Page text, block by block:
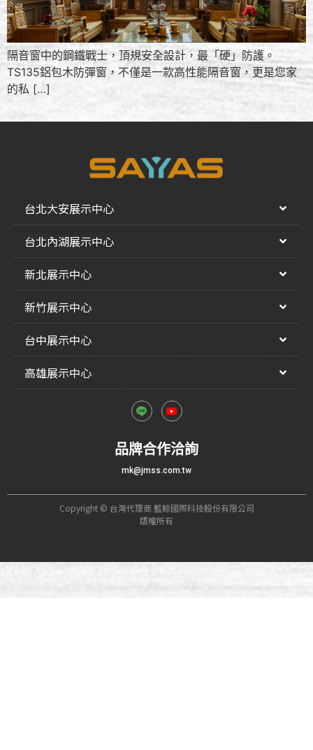
隔音窗中的鋼鐵戰士，頂規安全設計，最「硬」防護。
TS135鋁包木防彈窗，不僅是一款高性能隔音窗，更是您家
的私 […]
台北大安展示中心
台北內湖展示中心
新北展示中心
新竹展示中心
台中展示中心
高雄展示中心
品牌合作洽詢
mk@jmss.com.tw
Copyright © 台灣代理商 藍鯨國際科技股份有限公司
版權所有